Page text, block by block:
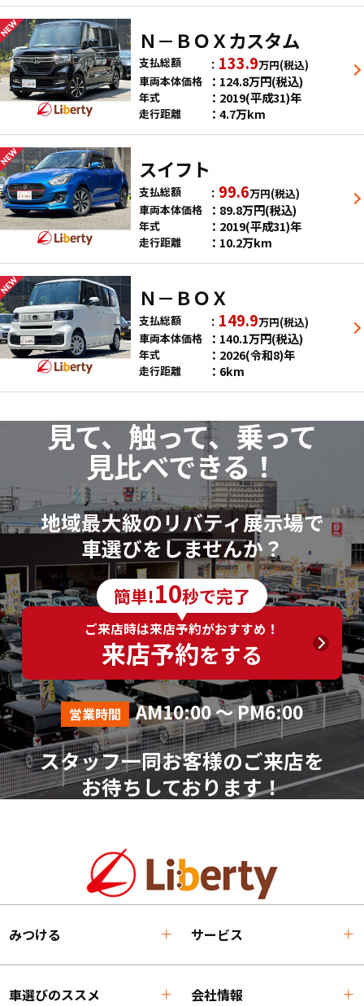
Ｎ－ＢＯＸカスタム
支払総額 133.9万円(税込)
車両本体価格
124.8万円(税込)
年式 2019(平成31)年
走行距離 4.7万km
スイフト
支払総額 99.6万円(税込)
車両本体価格
89.8万円(税込)
年式 2019(平成31)年
走行距離 10.2万km
Ｎ－ＢＯＸ
支払総額 149.9万円(税込)
車両本体価格
140.1万円(税込)
年式 2026(令和8)年
走行距離 6km
見て、触って、乗って
見比べできる！
地域最大級のリバティ展示場で
車選びをしませんか？
簡単!10秒で完了
ご来店時は来店予約がおすすめ！
来店予約をする
営業時間 AM10:00 ～ PM6:00
スタッフ一同お客様のご来店を
お待ちしております！
みつける サービス
車選びのススメ 会社情報